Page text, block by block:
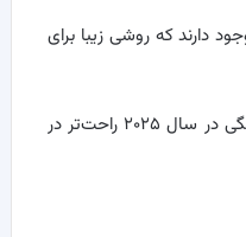
دارند که روشی زیبا برای
اگر پس از فصل دوم بازی مرکب علاقه به این بازی افزایش یابد، ممکن است مجموعه‌های گونگی در سال ۲۰۲۵ راحت‌تر در